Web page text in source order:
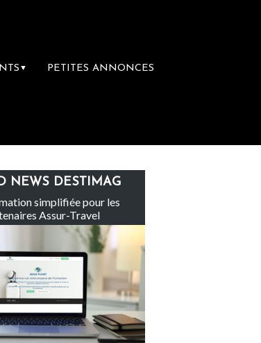
▼ PETITES ANNONCES
Eden Tour L’accès aux
NEWS DESTIMAG
simplifiée pour les
Assur-Travel